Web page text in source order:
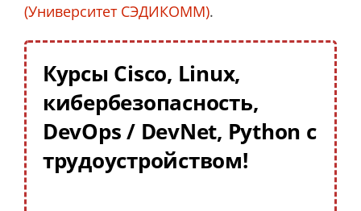
(Университет СЭДИКОММ).
Курсы Cisco, Linux,
кибербезопасность,
DevOps / DevNet, Python с
трудоустройством!